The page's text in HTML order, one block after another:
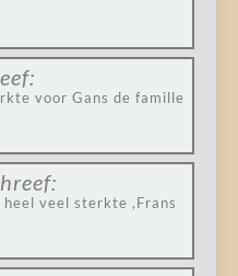
voor Gans de famille
heel veel sterkte ,Frans